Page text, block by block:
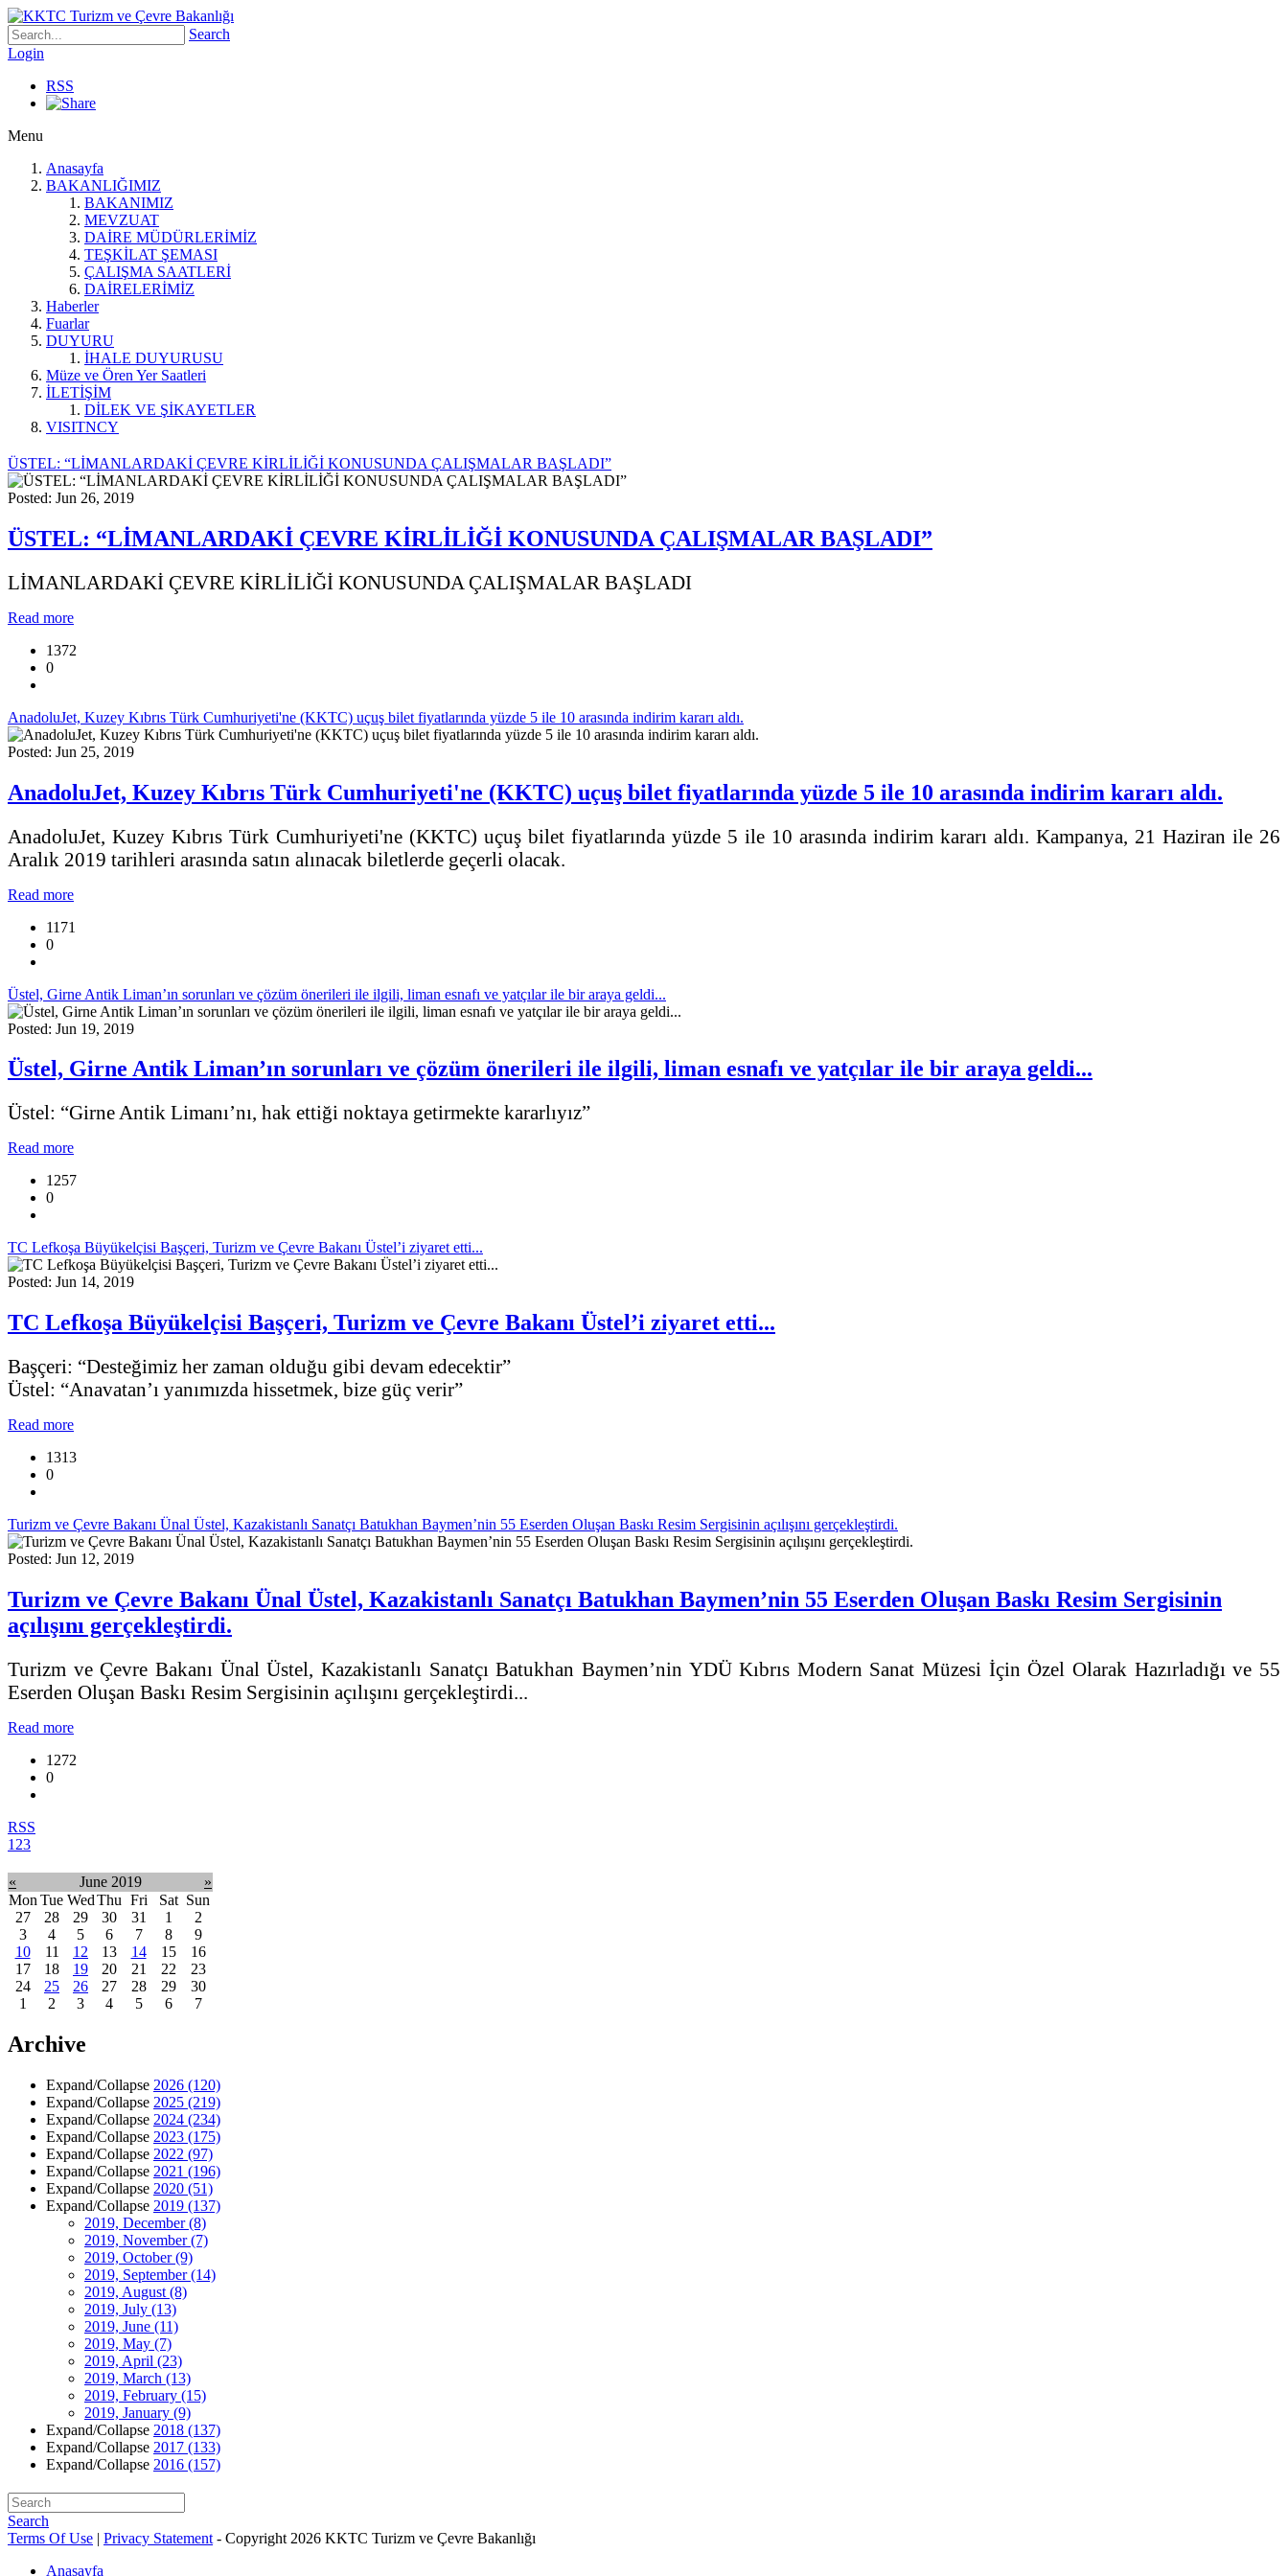
Search
Login
RSS
Menu
Anasayfa
BAKANLIĞIMIZ
BAKANIMIZ
MEVZUAT
DAİRE MÜDÜRLERİMİZ
TEŞKİLAT ŞEMASI
ÇALIŞMA SAATLERİ
DAİRELERİMİZ
Haberler
Fuarlar
DUYURU
İHALE DUYURUSU
Müze ve Ören Yer Saatleri
İLETİŞİM
DİLEK VE ŞİKAYETLER
VISITNCY
ÜSTEL: “LİMANLARDAKİ ÇEVRE KİRLİLİĞİ KONUSUNDA ÇALIŞMALAR BAŞLADI”
Posted: Jun 26, 2019
ÜSTEL: “LİMANLARDAKİ ÇEVRE KİRLİLİĞİ KONUSUNDA ÇALIŞMALAR BAŞLADI”
LİMANLARDAKİ ÇEVRE KİRLİLİĞİ KONUSUNDA ÇALIŞMALAR BAŞLADI
Read more
1372
0
AnadoluJet, Kuzey Kıbrıs Türk Cumhuriyeti'ne (KKTC) uçuş bilet fiyatlarında yüzde 5 ile 10 arasında indirim kararı aldı.
Posted: Jun 25, 2019
AnadoluJet, Kuzey Kıbrıs Türk Cumhuriyeti'ne (KKTC) uçuş bilet fiyatlarında yüzde 5 ile 10 arasında indirim kararı aldı.
AnadoluJet, Kuzey Kıbrıs Türk Cumhuriyeti'ne (KKTC) uçuş bilet fiyatlarında yüzde 5 ile 10 arasında indirim kararı aldı. Kampanya, 21 Haziran ile 26
Aralık 2019 tarihleri arasında satın alınacak biletlerde geçerli olacak.
Read more
1171
0
Üstel, Girne Antik Liman’ın sorunları ve çözüm önerileri ile ilgili, liman esnafı ve yatçılar ile bir araya geldi...
Posted: Jun 19, 2019
Üstel, Girne Antik Liman’ın sorunları ve çözüm önerileri ile ilgili, liman esnafı ve yatçılar ile bir araya geldi...
Üstel: “Girne Antik Limanı’nı, hak ettiği noktaya getirmekte kararlıyız”
Read more
1257
0
TC Lefkoşa Büyükelçisi Başçeri, Turizm ve Çevre Bakanı Üstel’i ziyaret etti...
Posted: Jun 14, 2019
TC Lefkoşa Büyükelçisi Başçeri, Turizm ve Çevre Bakanı Üstel’i ziyaret etti...
Başçeri: “Desteğimiz her zaman olduğu gibi devam edecektir”
Üstel: “Anavatan’ı yanımızda hissetmek, bize güç verir”
Read more
1313
0
Turizm ve Çevre Bakanı Ünal Üstel, Kazakistanlı Sanatçı Batukhan Baymen’nin 55 Eserden Oluşan Baskı Resim Sergisinin açılışını gerçekleştirdi.
Posted: Jun 12, 2019
Turizm ve Çevre Bakanı Ünal Üstel, Kazakistanlı Sanatçı Batukhan Baymen’nin 55 Eserden Oluşan Baskı Resim Sergisinin
açılışını gerçekleştirdi.
Turizm ve Çevre Bakanı Ünal Üstel, Kazakistanlı Sanatçı Batukhan Baymen’nin YDÜ Kıbrıs Modern Sanat Müzesi İçin Özel Olarak Hazırladığı ve 55
Eserden Oluşan Baskı Resim Sergisinin açılışını gerçekleştirdi...
Read more
1272
0
RSS
1 23
« June 2019
»
Mon Tue WedThu Fri Sat Sun
27
28 29 30 31 1
2
3
4 5 6 7 8
9
10
11 12 13 14 15
16
17
18 19 20 21 22
23
24
25 26 27 28 29
30
1
2 3 4 5 6 7
Archive
Expand/Collapse 2026 (120)
Expand/Collapse 2025 (219)
Expand/Collapse 2024 (234)
Expand/Collapse 2023 (175)
Expand/Collapse 2022 (97)
Expand/Collapse 2021 (196)
Expand/Collapse 2020 (51)
Expand/Collapse 2019 (137)
2019, December(8)
2019, November(7)
2019, October(9)
2019, September(14)
2019, August (8)
2019, July (13)
2019, June (11)
2019, May (7)
2019, April (23)
2019, March (13)
2019, February (15)
2019, January (9)
Expand/Collapse 2018 (137)
Expand/Collapse 2017 (133)
Expand/Collapse 2016 (157)
Search
Terms Of Use | Privacy Statement - Copyright 2026 KKTC Turizm ve Çevre Bakanlığı
Anasayfa